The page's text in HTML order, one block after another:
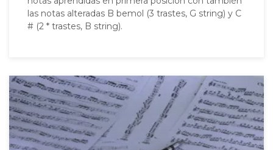
las notas alteradas B bemol (3 trastes, G string) y C
# (2 * trastes, B string).